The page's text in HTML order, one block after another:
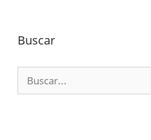
Buscar